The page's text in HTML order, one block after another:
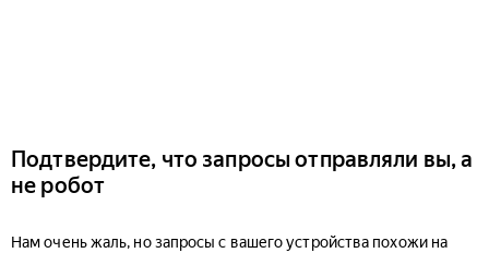
Подтвердите, что запросы отправляли вы, а
не робот
Нам очень жаль, но запросы с вашего устройства похожи на